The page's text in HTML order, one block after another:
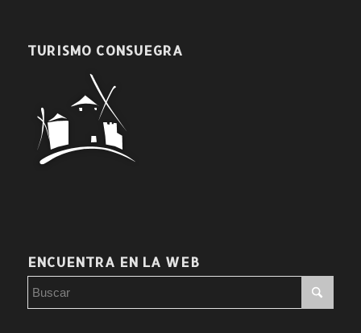
Síguenos en nuestras redes sociales:
TURISMO CONSUEGRA
ENCUENTRA EN LA WEB